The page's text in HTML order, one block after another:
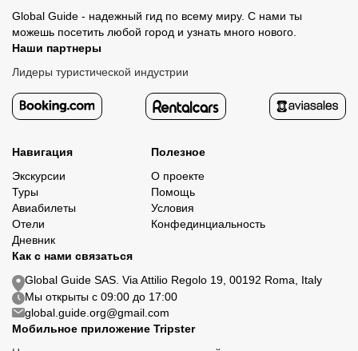
Global Guide - надежный гид по всему миру. С нами ты
можешь посетить любой город и узнать много нового.
Наши партнеры
Лидеры туристической индустрии
Навигация
Экскурсии
Туры
Авиабилеты
Отели
Дневник
Полезное
О проекте
Помощь
Условия
Конфединциальность
Как с нами связаться
Global Guide SAS. Via Attilio Regolo 19, 00192 Roma, Italy
Мы открыты с 09:00 до 17:00
global.guide.org@gmail.com
Мобильное приложение Tripster